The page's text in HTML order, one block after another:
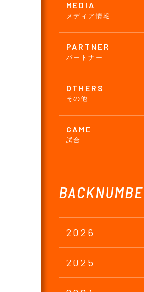
MEDIA
メディア情報
PARTNER
パートナー
OTHERS
その他
GAME
試合
2026
2025